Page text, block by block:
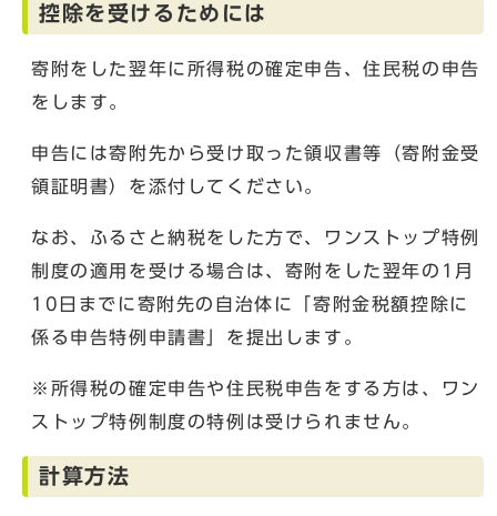
控除を受けるためには
寄附をした翌年に所得税の確定申告、住民税の申告
をします。
申告には寄附先から受け取った領収書等（寄附金受
領証明書）を添付してください。
なお、ふるさと納税をした方で、ワンストップ特例
制度の適用を受ける場合は、寄附をした翌年の1月
10日までに寄附先の自治体に「寄附金税額控除に
係る申告特例申請書」を提出します。
※所得税の確定申告や住民税申告をする方は、ワン
ストップ特例制度の特例は受けられません。
計算方法